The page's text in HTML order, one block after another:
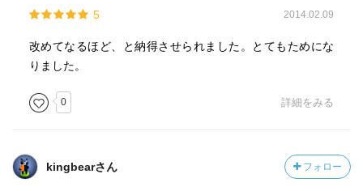
5 2014.02.09
改めてなるほど、と納得させられました。とてもためにな
りました。
0 詳細をみる
kingbearさん フォロー